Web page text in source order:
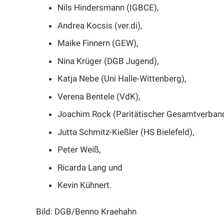
Nils Hindersmann (IGBCE),
Andrea Kocsis (ver.di),
Maike Finnern (GEW),
Nina Krüger (DGB Jugend),
Katja Nebe (Uni Halle-Wittenberg),
Verena Bentele (VdK),
Joachim Rock (Paritätischer
Jutta Schmitz-Kießler (HS Bielefeld),
Peter Weiß,
Ricarda Lang und
Kevin Kühnert.
Bild: DGB/Benno Kraehahn